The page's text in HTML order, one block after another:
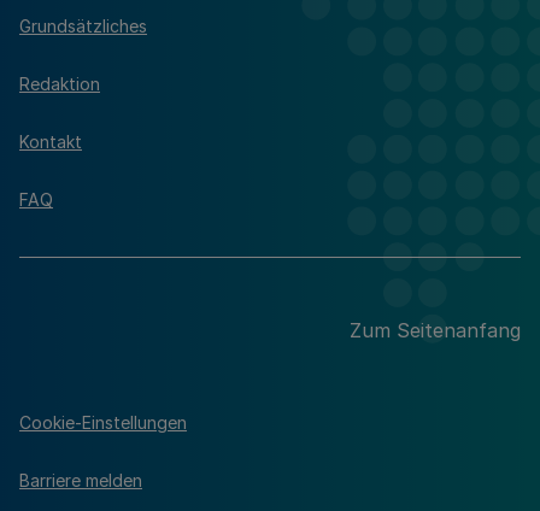
Grundsätzliches
Redaktion
Kontakt
FAQ
Zum Seitenanfang
Cookie-Einstellungen
Barriere melden